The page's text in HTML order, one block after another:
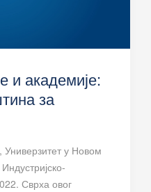
и академије:
за
Универзитет у Новом
Сврха овог